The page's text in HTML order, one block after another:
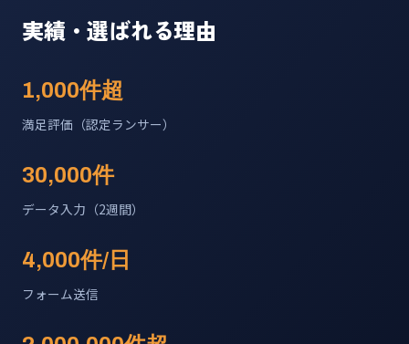
実績・選ばれる理由
1,000件超
満足評価（認定ランサー）
30,000件
データ入力（2週間）
4,000件/日
フォーム送信